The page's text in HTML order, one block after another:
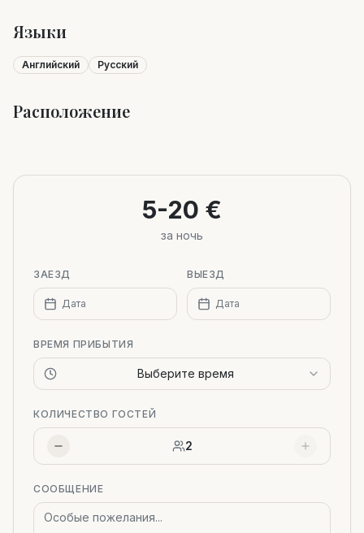
Языки
Английский Русский
Расположение
−
5-20 €
за ночь
ЗАЕЗД
Дата
ВЫЕЗД
Дата
ВРЕМЯ ПРИБЫТИЯ
Выберите время
КОЛИЧЕСТВО ГОСТЕЙ
2
СООБЩЕНИЕ